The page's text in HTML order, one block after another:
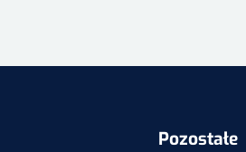
Pozostałe